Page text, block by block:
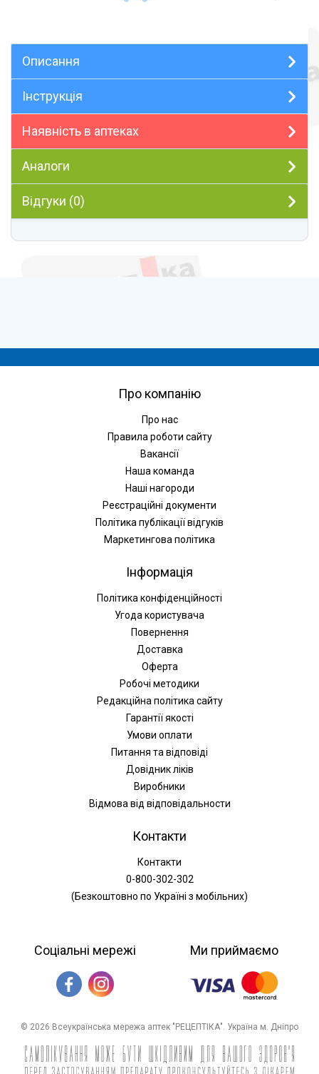
Описання
Інструкція
Наявність в аптеках
Аналоги
Відгуки (0)
Про компанію
Про нас
Правила роботи сайту
Вакансії
Наша команда
Наші нагороди
Реєстраційні документи
Політика публікації відгуків
Маркетингова політика
Інформація
Політика конфіденційності
Угода користувача
Повернення
Доставка
Оферта
Робочі методики
Редакційна політика сайту
Гарантії якості
Умови оплати
Питання та відповіді
Довідник ліків
Виробники
Відмова від відповідальности
Контакти
Контакти
0-800-302-302
(Безкоштовно по Україні з мобільних)
Соціальні мережі Ми приймаємо
© 2026 Всеукраїнська мережа аптек "РЕЦЕПТІКА". Україна м. Дніпро